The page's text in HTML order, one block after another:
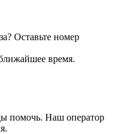
Оставьте номер
время.
помочь. Наш оператор